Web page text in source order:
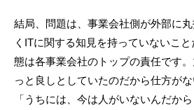
結局、問題は、事業会社側が外部に
くITに関する知見を持っていないこ
態は各事業会社のトップの責任です
っと良しとしていたのだから仕方が
「うちには、今は人がいないんだか